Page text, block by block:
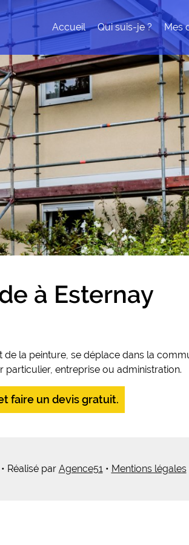
Accueil Qui suis-je ? Mes
à Esternay
la peinture, se déplace dans la
entreprise ou administration.
faire un devis gratuit.
Réalisé par Agence51• Mentions légales